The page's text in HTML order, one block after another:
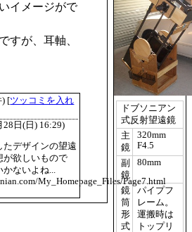
イメージがで
すが、耳軸、
) [ツッコミを入れ
28日(日) 16:29)
たデザインの望遠
が欲しいもので
かないよね...
My_Homepage_Files/Page7.html
ドブソニアン
式反射望遠鏡
主
鏡
320mm
F4.5
副
鏡
80mm
鏡
筒
形
式
パイプフ
レーム。
運搬時は
トップリ